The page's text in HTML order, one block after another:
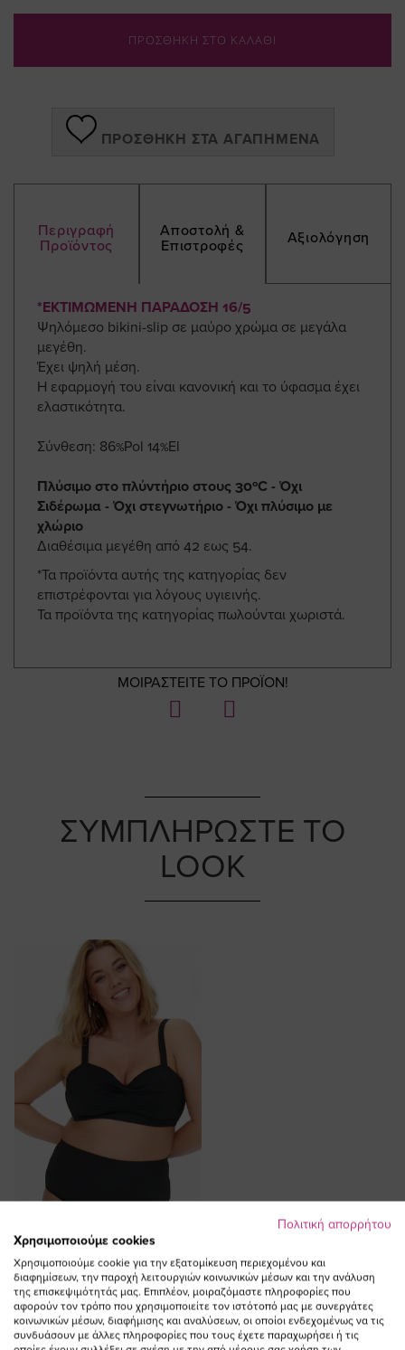
ΠΡΟΣΘΗΚΗ ΣΤΟ ΚΑΛΑΘΙ
ΠΡΟΣΘΉΚΗ ΣΤΑ ΑΓΑΠΗΜΈΝΑ
Περιγραφή
Προϊόντος
Αποστολή &
Επιστροφές
Αξιολόγηση
*ΕΚΤΙΜΩΜΕΝΗ ΠΑΡΑΔΟΣΗ 16/5
Ψηλόμεσο bikini-slip σε μαύρο χρώμα σε μεγάλα
μεγέθη.
Έχει ψηλή μέση.
Η εφαρμογή του είναι κανονική και το ύφασμα έχει
ελαστικότητα.
Σύνθεση: 86%Pol 14%El
Πλύσιμο στο πλύντήριο στους 30ºC - Όχι
Σιδέρωμα - Όχι στεγνωτήριο - Όχι πλύσιμο με
χλώριο
Διαθέσιμα μεγέθη από 42 εως 54.
*Τα προϊόντα αυτής της κατηγορίας δεν
επιστρέφονται για λόγους υγιεινής.
Τα προϊόντα της κατηγορίας πωλούνται χωριστά.
ΜΟΙΡΑΣΤΕΙΤΕ ΤΟ ΠΡΟΪΟΝ!
ΣΥΜΠΛΗΡΩΣΤΕ ΤΟ
LOOK
ΠΡΟΣΘΗΚΗ ΣΤΟ
ΚΑΛΑΘΙ
Bikini-top με σούρα σε μαύρο
χρώμα
37,00 €
Πολιτική απορρήτου
Χρησιμοποιούμε cookies
Χρησιμοποιούμε cookie για την εξατομίκευση περιεχομένου και
διαφημίσεων, την παροχή λειτουργιών κοινωνικών μέσων και την ανάλυση
της επισκεψιμότητάς μας. Επιπλέον, μοιραζόμαστε πληροφορίες που
αφορούν τον τρόπο που χρησιμοποιείτε τον ιστότοπό μας με συνεργάτες
κοινωνικών μέσων, διαφήμισης και αναλύσεων, οι οποίοι ενδεχομένως να τις
συνδυάσουν με άλλες πληροφορίες που τους έχετε παραχωρήσει ή τις